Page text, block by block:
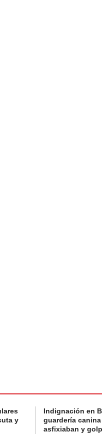
y
Indignación en
guardería canina
asfixiaban y